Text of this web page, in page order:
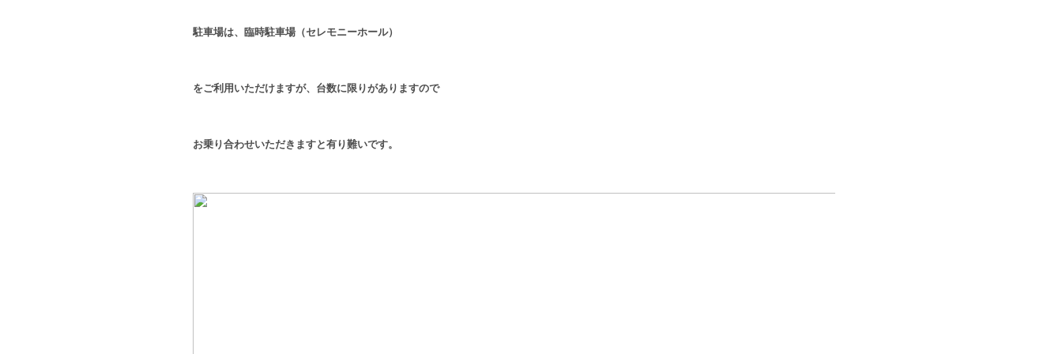
駐車場は、臨時駐車場（セレモニーホール）
をご利用いただけますが、台数に限りがありますので
お乗り合わせいただきますと有り難いです。